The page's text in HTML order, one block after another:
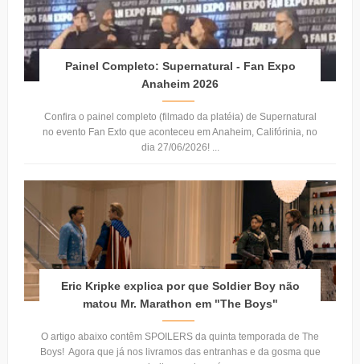
Painel Completo: Supernatural - Fan Expo
Anaheim 2026
Confira o painel completo (filmado da platéia) de Supernatural
no evento Fan Exto que aconteceu em Anaheim, Califórinia, no
dia 27/06/2026! ...
Eric Kripke explica por que Soldier Boy não
matou Mr. Marathon em "The Boys"
O artigo abaixo contêm SPOILERS da quinta temporada de The
Boys! Agora que já nos livramos das entranhas e da gosma que